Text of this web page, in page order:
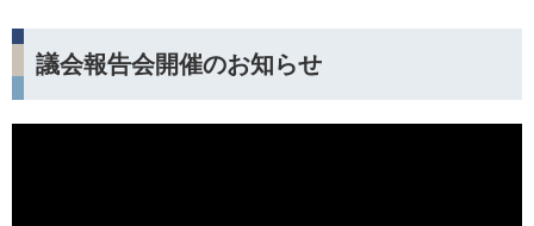
議会報告会開催のお知らせ